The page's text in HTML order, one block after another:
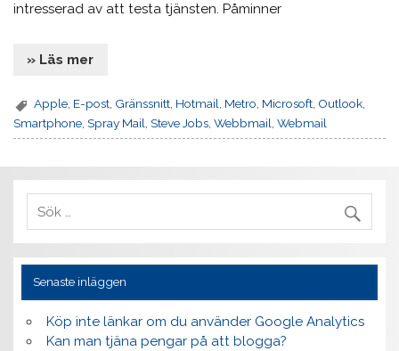
intresserad av att testa tjänsten. Påminner
» Läs mer
Apple E-post Gränssnitt Hotmail Metro Microsoft Outlook
Smartphone ,Spray Mail ,Steve Jobs ,Webbmail ,Webmail
Senaste inläggen
Köp inte länkar om du använder Google Analytics
Kan man tjäna pengar på att blogga?